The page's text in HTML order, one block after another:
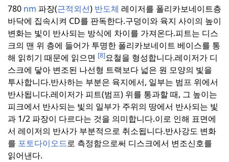
780 nm 파장(근적외선) 반도체 레이저를 폴리카보네이트층
바닥에 집속시켜 CD를 판독한다.구덩이와 육지 사이의 높이
변화는 빛이 반사되는 방식에 차이를 가져온다.피트는 디스
크의 맨 위 층에 들어가 투명한 폴리카보네이트 베이스를 통
해 읽히기 때문에 읽으면 [8]요철을 형성합니다.레이저가 디
스크에 닿아 변조된 나선형 트랙보다 넓은 원 모양의 빛을
투사합니다.반사하는 부분은 육지에서, 일부는 범프 위에서
반사됩니다.레이저가 피트(범프) 위를 통과할 때, 그 높이는
피크에서 반사되는 빛의 일부가 주위의 땅에서 반사되는 빛
과 1/2 파장이 다르다는 것을 의미합니다.이로 인해 표면에
서 레이저의 반사가 부분적으로 취소됩니다.반사강도 변화
를 포토다이오드로 측정함으로써 디스크에서 변조신호를
읽어낸다.